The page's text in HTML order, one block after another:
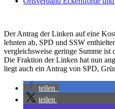
Der Antrag der Linken auf eine
lehnten ab, SPD und SSW
vergleichsweise geringe Summe ist
Die Fraktion der Linken hat nun
liegt auch ein Antrag von SPD,
teilen
teilen